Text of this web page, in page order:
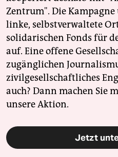
Zentrum". Die
linke, selbstverwaltete
solidarischen Fonds für
auf. Eine offene
zugänglichen
zivilgesellschaftliches
auch? Dann machen Sie
unsere Aktion.
Jetzt